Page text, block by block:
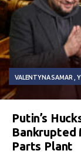
VALENTYNA SAMAR
Putin’s
Bankrupted
Parts Plant